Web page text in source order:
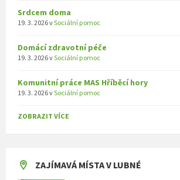
Srdcem doma
19. 3. 2026vSociální pomoc
Domácí zdravotní péče
19. 3. 2026vSociální pomoc
Komunitní práce MAS Hříběcí hory
19. 3. 2026vSociální pomoc
ZOBRAZIT VÍCE
ZAJÍMAVÁ MÍSTA V LUBNÉ